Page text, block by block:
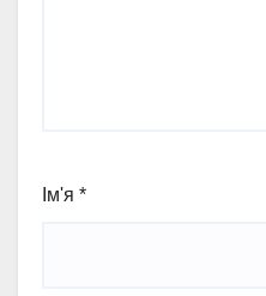
Ім'я *